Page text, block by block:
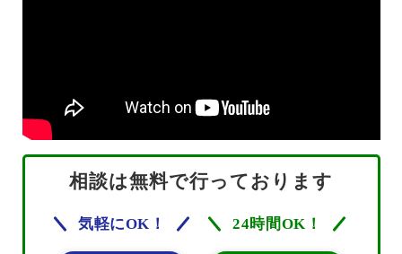
相談は無料で行っております
気軽にOK！ 24時間OK！